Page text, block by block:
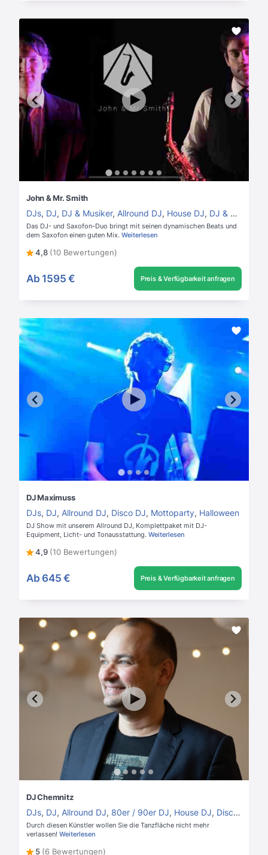
John & Mr. Smith
DJs, DJ, DJ & Musiker, Allround DJ, House DJ, DJ & Saxofon
Das DJ- und Saxofon-Duo bringt mit seinen dynamischen Beats und
dem Saxofon einen guten Mix. Weiterlesen
4,8 (10 Bewertungen)
Ab 1595 € Preis & Verfügbarkeit anfragen
DJ Maximuss
DJs, DJ, Allround DJ, Disco DJ, Mottoparty, Halloween
DJ Show mit unserem Allround DJ, Komplettpaket mit DJ-
Equipment, Licht- und Tonausstattung. Weiterlesen
4,9 (10 Bewertungen)
Ab 645 € Preis & Verfügbarkeit anfragen
DJ Chemnitz
DJs, DJ, Allround DJ, 80er / 90er DJ, House DJ, Disco DJ
Durch diesen Künstler wollen Sie die Tanzfläche nicht mehr
verlassen! Weiterlesen
5 (6 Bewertungen)